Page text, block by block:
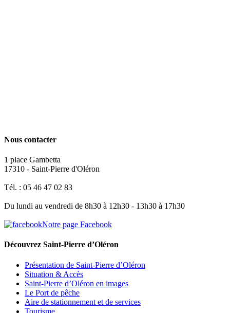
Nous contacter
1 place Gambetta
17310 - Saint-Pierre d'Oléron
Tél. : 05 46 47 02 83
Du lundi au vendredi de 8h30 à 12h30 - 13h30 à 17h30
Notre page Facebook
Découvrez Saint-Pierre d’Oléron
Présentation de Saint-Pierre d’Oléron
Situation & Accès
Saint-Pierre d’Oléron en images
Le Port de pêche
Aire de stationnement et de services
Tourisme